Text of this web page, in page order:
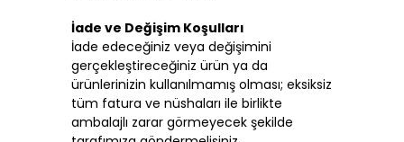
İade ve Değişim Koşulları
İade edeceğiniz veya değişimini
gerçekleştireceğiniz ürün ya da
ürünlerinizin kullanılmamış olması; eksiksiz
tüm fatura ve nüshaları ile birlikte
ambalajlı zarar görmeyecek şekilde